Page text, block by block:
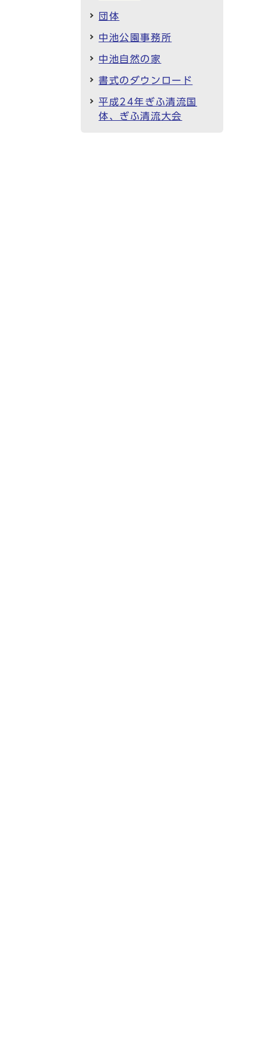
団体
中池公園事務所
中池自然の家
書式のダウンロード
平成24年ぎふ清流国
体、ぎふ清流大会